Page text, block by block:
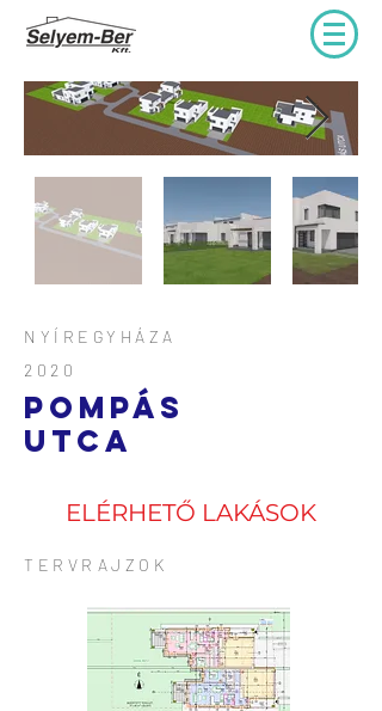
NYÍREGYHÁZA
2020
POMPÁS
UTCA
ELÉRHETŐ LAKÁSOK
TERVRAJZOK